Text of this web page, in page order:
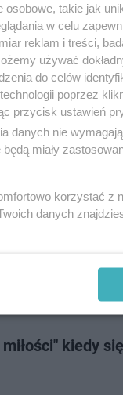
składników
większość z nas
Biblioteką Publiczną
kiedy się
takie jak
w celu
reklam i treści,
używać
do celów
poprzez
przycisk ustawień
danych nie
miały
korzystać z
danych